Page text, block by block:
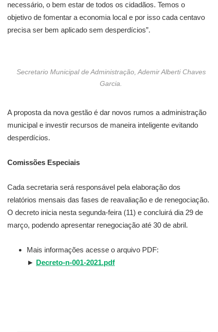
necessário, o bem estar de todos os cidadãos. Temos o
objetivo de fomentar a economia local e por isso cada centavo
precisa ser bem aplicado sem desperdícios”.
Secretario Municipal de Administração, Ademir Alberti Chaves
Garcia.
A proposta da nova gestão é dar novos rumos a administração
municipal e investir recursos de maneira inteligente evitando
desperdícios.
Comissões Especiais
Cada secretaria será responsável pela elaboração dos
relatórios mensais das fases de reavaliação e de renegociação.
O decreto inicia nesta segunda-feira (11) e concluirá dia 29 de
março, podendo apresentar renegociação até 30 de abril.
Mais informações acesse o arquivo PDF:
► Decreto-n-001-2021.pdf